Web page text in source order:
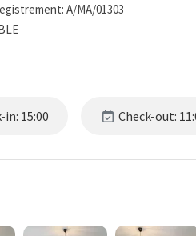
A/MA/01303
in: 15:00 Check-out: